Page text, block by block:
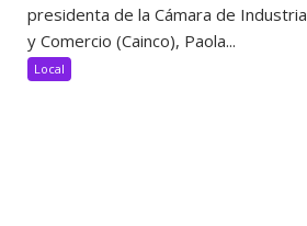
presidenta de la Cámara de Industria
y Comercio (Cainco), Paola...
Local